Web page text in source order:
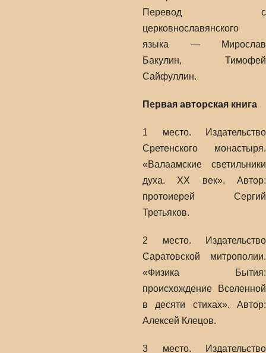
Перевод с
церковнославянского
языка — Мирослав
Бакулин, Тимофей
Сайфуллин.
Первая авторская книга
1 место. Издательство
Сретенского монастыря.
«Валаамские светильники
духа. ХХ век». Автор:
протоиерей Сергий
Третьяков.
2 место. Издательство
Саратовской митрополии.
«Физика Бытия:
происхождение Вселенной
в десяти стихах». Автор:
Алексей Клецов.
3 место. Издательство